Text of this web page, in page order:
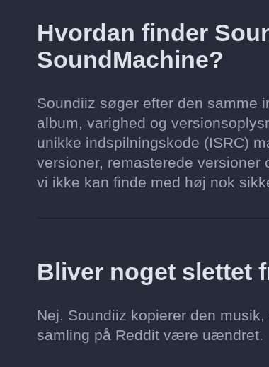
Hvordan finder
SoundMachine?
Soundiiz søger efter den samme
album, varighed og
unikke indspilningskode (ISRC)
versioner, remasterede versioner
vi ikke kan finde med høj nok
Bliver noget slettet
Nej. Soundiiz kopierer den
samling på Reddit være uændret.